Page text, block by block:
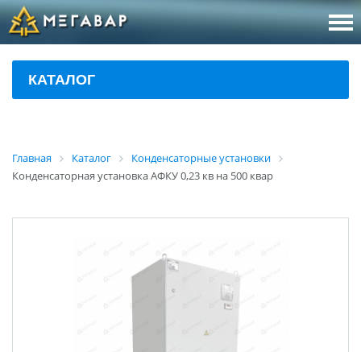
8
КАТАЛОГ
Главная Каталог
Конденсаторные установки
Конденсаторная установка АФКУ 0,23 кв на 500 квар